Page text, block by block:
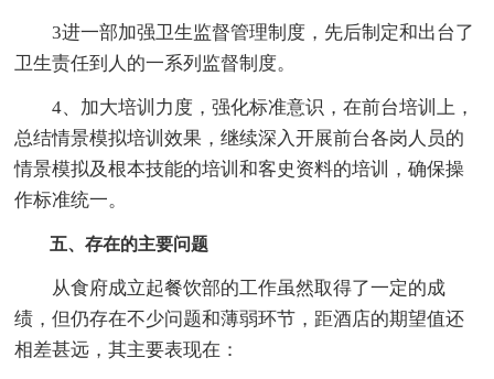
3进一部加强卫生监督管理制度，先后制定和出台了
卫生责任到人的一系列监督制度。
4、加大培训力度，强化标准意识，在前台培训上，
总结情景模拟培训效果，继续深入开展前台各岗人员的
情景模拟及根本技能的培训和客史资料的培训，确保操
作标准统一。
五、存在的主要问题
从食府成立起餐饮部的工作虽然取得了一定的成
绩，但仍存在不少问题和薄弱环节，距酒店的期望值还
相差甚远，其主要表现在：